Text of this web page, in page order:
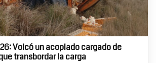
Volcó un acoplado cargado de
transbordar la carga